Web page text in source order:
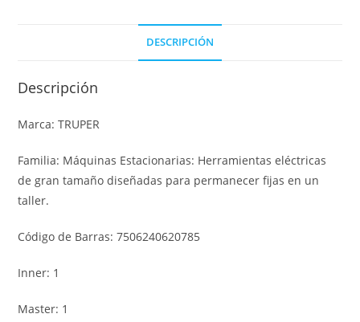
DESCRIPCIÓN
Descripción
Marca: TRUPER
Familia: Máquinas Estacionarias: Herramientas eléctricas
de gran tamaño diseñadas para permanecer fijas en un
taller.
Código de Barras: 7506240620785
Inner: 1
Master: 1